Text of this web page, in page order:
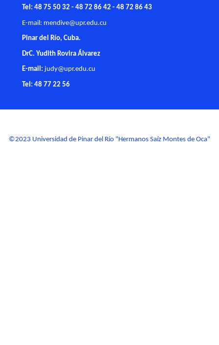
Tel: 48 75 50 32 - 48 72 86 42 - 48 72 86 43
E-mail: mendive@upr.edu.cu
Pinar del Río, Cuba.
DrC. Yudith Rovira Álvarez
E-mail: judy@upr.edu.cu
Tel: 48 77 22 56
©2023 Universidad de Pinar del Río "Hermanos Saíz Montes de Oca"